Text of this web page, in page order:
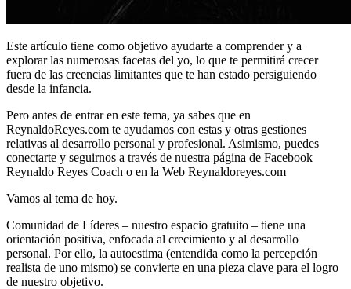
Este artículo tiene como objetivo ayudarte a comprender y a
explorar las numerosas facetas del yo, lo que te permitirá crecer
fuera de las creencias limitantes que te han estado persiguiendo
desde la infancia.
Pero antes de entrar en este tema, ya sabes que en
ReynaldoReyes.com te ayudamos con estas y otras gestiones
relativas al desarrollo personal y profesional. Asimismo, puedes
conectarte y seguirnos a través de nuestra página de Facebook
Reynaldo Reyes Coach o en la Web Reynaldoreyes.com
Vamos al tema de hoy.
Comunidad de Líderes – nuestro espacio gratuito – tiene una
orientación positiva, enfocada al crecimiento y al desarrollo
personal. Por ello, la autoestima (entendida como la percepción
realista de uno mismo) se convierte en una pieza clave para el logro
de nuestro objetivo.